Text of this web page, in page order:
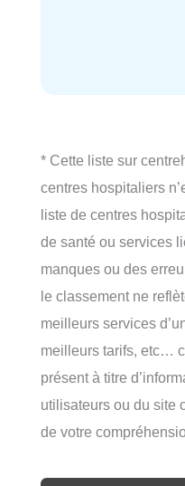
* Cette liste sur
centres hospitaliers
liste de centres
de santé ou services
manques ou des
le classement ne
meilleurs services
meilleurs tarifs, etc…
présent à titre
utilisateurs ou du site
de votre